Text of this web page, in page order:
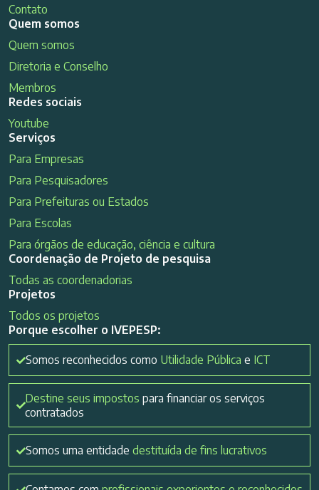
Contato
Quem somos
Quem somos
Diretoria e Conselho
Membros
Redes sociais
Youtube
Serviços
Para Empresas
Para Pesquisadores
Para Prefeituras ou Estados
Para Escolas
Para órgãos de educação, ciência e cultura
Coordenação de Projeto de pesquisa
Todas as coordenadorias
Projetos
Todos os projetos
Porque escolher o IVEPESP:
Somos reconhecidos como Utilidade Pública e ICT
Destine seus impostos para financiar os serviços
contratados
Somos uma entidade destituída de fins lucrativos